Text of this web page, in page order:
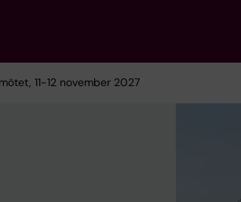
11-12 november 2027